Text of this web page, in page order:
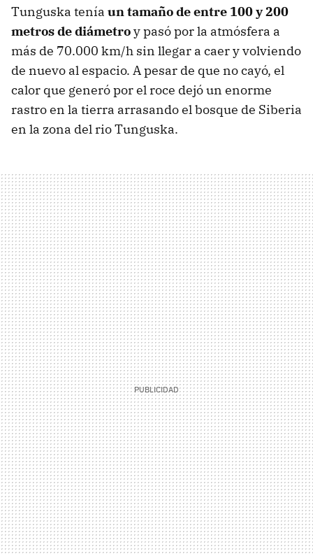
Tunguska tenía un tamaño de entre 100 y 200
metros de diámetroy pasó por la atmósfera a
más de 70.000 km/h sin llegar a caer y volviendo
de nuevo al espacio. A pesar de que no cayó, el
calor que generó por el roce dejó un enorme
rastro en la tierra arrasando el bosque de Siberia
en la zona del rio Tunguska.